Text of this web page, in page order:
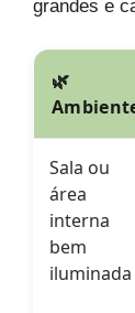
grandes e
🌿
Sala ou
área
interna
bem
iluminada